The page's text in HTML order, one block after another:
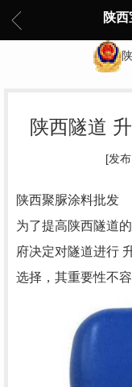
陕
陕西隧道
[发
陕西聚脲涂料批发
为了提高陕西隧道
府决定对隧道进行
选择，其重要性不容